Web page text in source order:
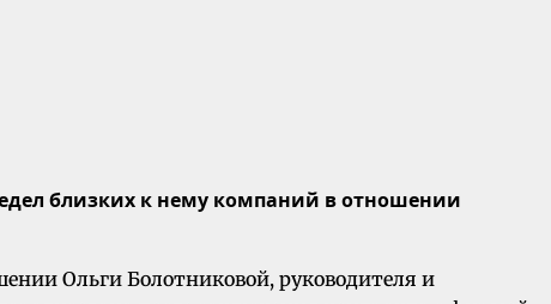
близких к нему компаний в отношении
Ольги Болотниковой, руководителя и